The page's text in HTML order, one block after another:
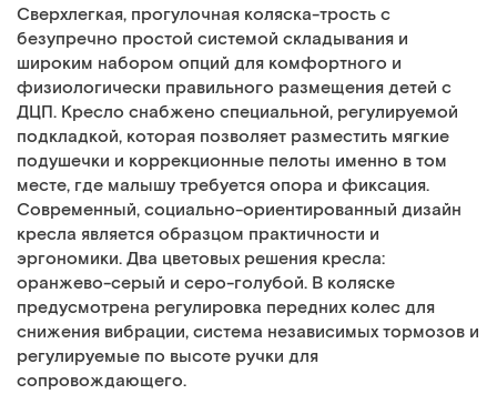
Сверхлегкая, прогулочная коляска-трость с
безупречно простой системой складывания и
широким набором опций для комфортного и
физиологически правильного размещения детей с
ДЦП. Кресло снабжено специальной, регулируемой
подкладкой, которая позволяет разместить мягкие
подушечки и коррекционные пелоты именно в том
месте, где малышу требуется опора и фиксация.
Современный, социально-ориентированный дизайн
кресла является образцом практичности и
эргономики. Два цветовых решения кресла:
оранжево-серый и серо-голубой. В коляске
предусмотрена регулировка передних колес для
снижения вибрации, система независимых тормозов и
регулируемые по высоте ручки для
сопровождающего.